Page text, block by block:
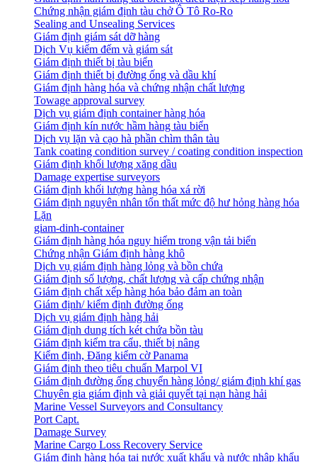
Chứng nhận giám định tàu chở Ô Tô Ro-Ro
Sealing and Unsealing Services
Giám định giám sát dỡ hàng
Dịch Vụ kiểm đếm và giám sát
Giám định thiết bị tàu biển
Giám định thiết bị đường ống và dầu khí
Giám định hàng hóa và chứng nhận chất lượng
Towage approval survey
Dịch vụ giám định container hàng hóa
Giám định kín nước hầm hàng tàu biển
Dịch vụ lặn và cạo hà phần chìm thân tàu
Tank coating condition survey / coating condition inspection
Giám định khối lượng xăng dầu
Damage expertise surveyors
Giám định khối lượng hàng hóa xá rời
Giám định nguyên nhân tổn thất mức độ hư hỏng hàng hóa
Lặn
giam-dinh-container
Giám định hàng hóa nguy hiểm trong vận tải biển
Chứng nhận Giám định hàng khô
Dịch vụ giám định hàng lỏng và bồn chứa
Giám định số lượng, chất lượng và cấp chứng nhận
Giám định chất xếp hàng hóa bảo đảm an toàn
Giám định/ kiểm định đường ống
Dịch vụ giám định hàng hải
Giám định dung tích két chứa bồn tàu
Giám định kiểm tra cẩu, thiết bị nâng
Kiểm định, Đăng kiểm cờ Panama
Giám định theo tiêu chuẩn Marpol VI
Giám định đường ống chuyển hàng lỏng/ giám định khí gas
Chuyên gia giám định và giải quyết tại nạn hàng hải
Marine Vessel Surveyors and Consultancy
Port Capt.
Damage Survey
Marine Cargo Loss Recovery Service
Giám định hàng hóa tại nước xuất khẩu và nước nhập khẩu